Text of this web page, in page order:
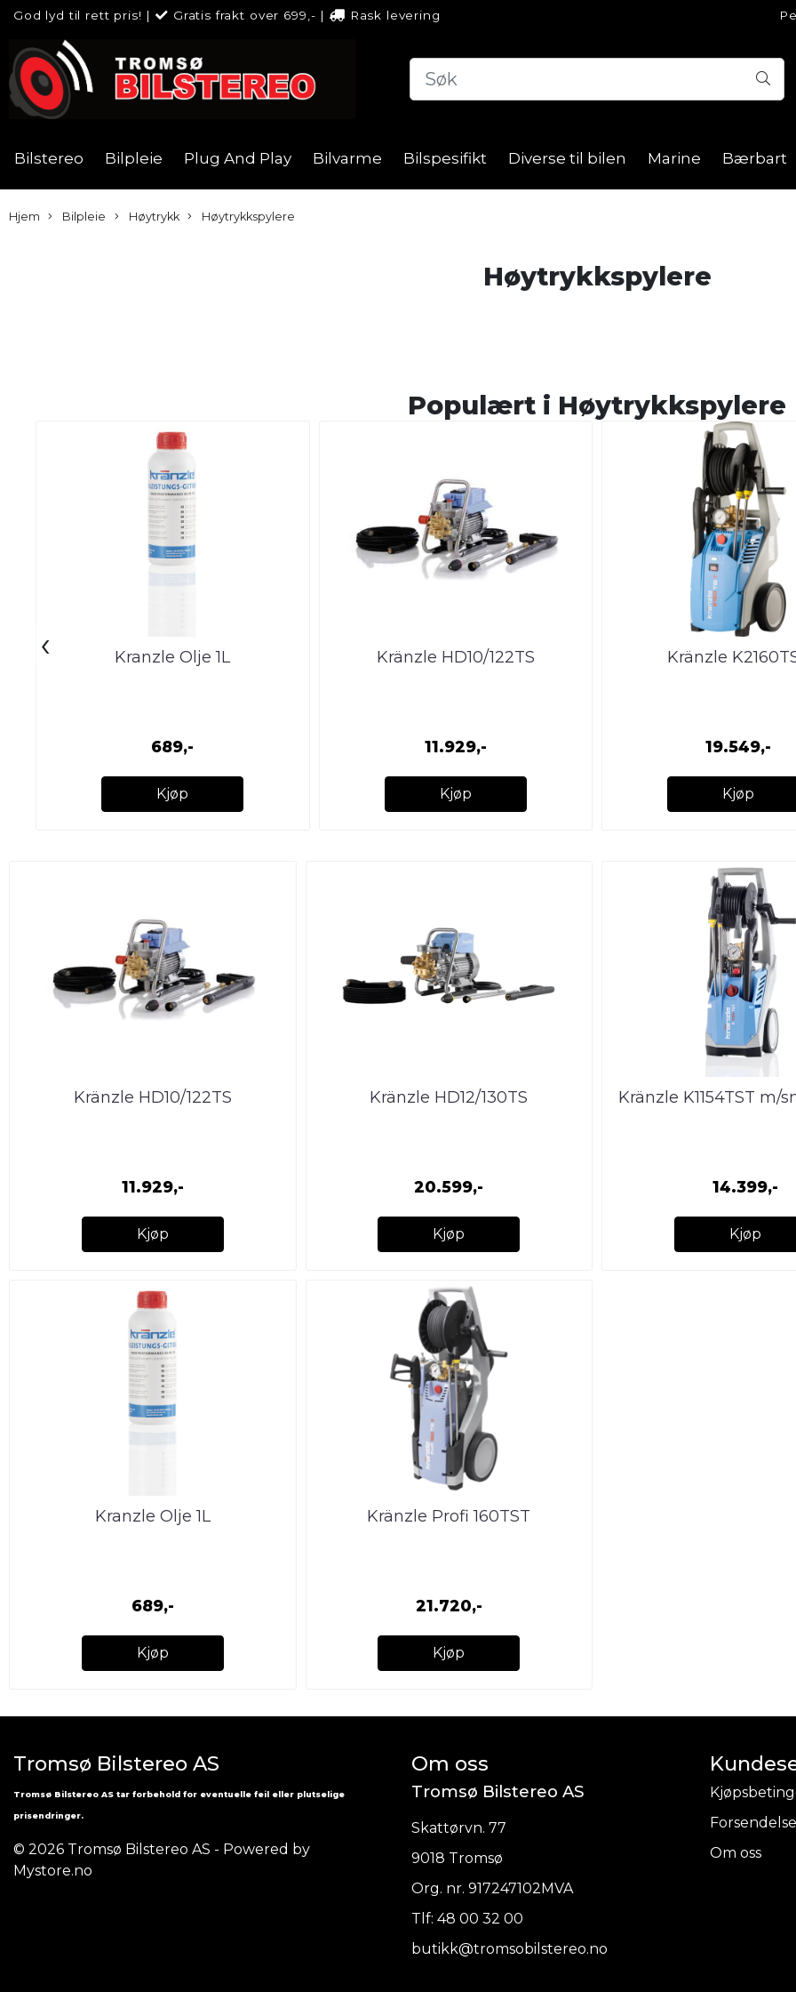
God lyd til rett pris! | Gratis frakt over 699,- | Rask levering
Bilstereo Bilpleie Plug And Play Bilvarme Bilspesifikt Diverse til bilen Marine Bærbart
Hjem Bilpleie Høytrykk Høytrykkspylere
Høytrykkspylere
Populært i Høytrykkspylere
Kranzle Olje 1L
689,-
Kjøp
Kränzle HD10/122TS
11.929,-
Kjøp
Kränzle
19.549,-
Kjøp
‹
Kränzle HD10/122TS
11.929,-
Kjøp
Kränzle HD12/130TS
20.599,-
Kjøp
Kränzle K1154TST m/
14.399,-
Kjøp
Kranzle Olje 1L
689,-
Kjøp
Kränzle Profi 160TST
21.720,-
Kjøp
Tromsø Bilstereo AS
Tromsø Bilstereo AS tar forbehold for eventuelle feil eller plutselige
prisendringer.
© 2026 Tromsø Bilstereo AS - Powered by
Mystore.no
Om oss
Tromsø Bilstereo AS
Skattørvn. 77
9018 Tromsø
Org. nr. 917247102MVA
Tlf: 48 00 32 00
butikk@tromsobilstereo.no
Om oss